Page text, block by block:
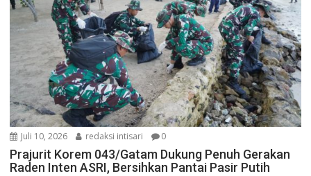
Juli 10, 2026 redaksi intisari 0
Prajurit Korem 043/Gatam Dukung Penuh Gerakan
Raden Inten ASRI, Bersihkan Pantai Pasir Putih